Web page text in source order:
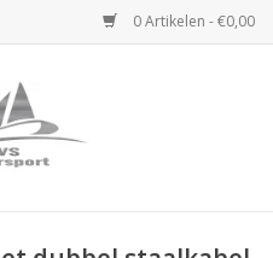
0 Artikelen - €0,00